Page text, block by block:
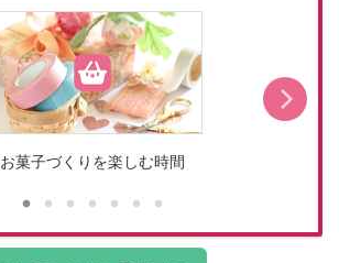
お菓子づくりを楽しむ時間